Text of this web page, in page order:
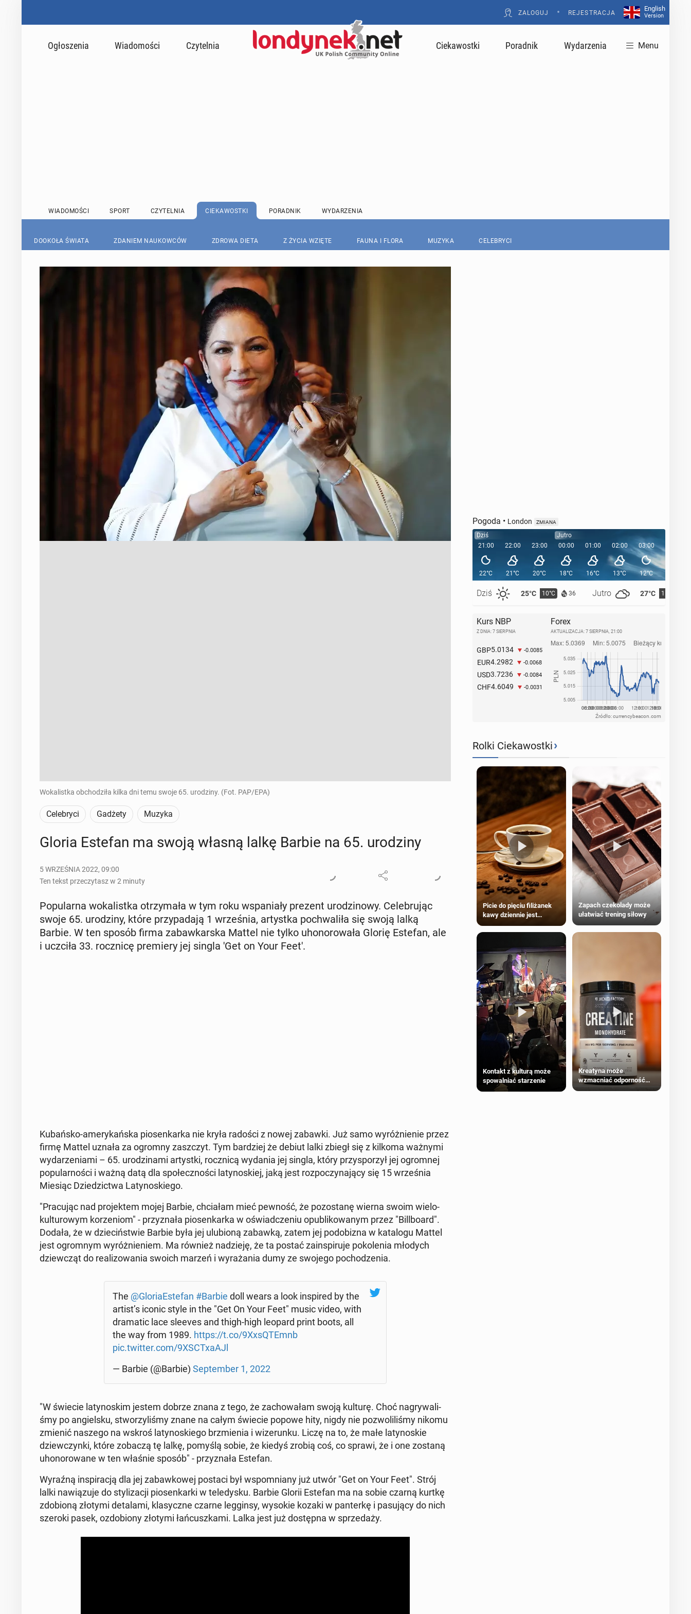
ZALOGUJ • REJESTRACJA
English
Version
Ogłoszenia Wiadomości Czytelnia Ciekawostki Poradnik Wydarzenia Menu
WIADOMOŚCI SPORT CZYTELNIA CIEKAWOSTKI PORADNIK WYDARZENIA
DOOKOŁA ŚWIATA ZDANIEM NAUKOWCÓW ZDROWA DIETA Z ŻYCIA WZIĘTE FAUNA I FLORA MUZYKA CELEBRYCI
Wokalistka obchodziła kilka dni temu swoje 65. urodziny. (Fot. PAP/EPA)
Celebryci Gadżety Muzyka
Gloria Estefan ma swoją własną lalkę Barbie na 65. uro­dzi­ny
5 WRZEŚNIA 2022, 09:00
Ten tekst przeczytasz w 2 minuty
Po­pu­lar­na wo­ka­list­ka otrzy­ma­ła w tym roku wspa­nia­ły prezent uro­dzi­no­wy. Ce­le­bru­jąc
swoje 65. uro­dzi­ny, które przy­pa­da­ją 1 wrze­śnia, ar­tyst­ka po­chwa­li­ła się swoją lalką
Barbie. W ten sposób firma za­baw­kar­ska Mattel nie tylko uho­no­ro­wa­ła Glorię Estefan, ale
i uczciła 33. rocz­ni­cę pre­mie­ry jej singla 'Get on Your Feet'.
Ku­bań­sko-ame­ry­kań­ska pio­sen­kar­ka nie kryła radości z nowej zabawki. Już samo wy­róż­nie­nie przez
firmę Mattel uznała za ogromny za­szczyt. Tym bar­dziej że debiut lalki zbiegł się z kilkoma ważnymi
wy­da­rze­nia­mi – 65. uro­dzi­na­mi ar­tyst­ki, rocz­ni­cą wydania jej singla, który przy­spo­rzył jej ogrom­nej
po­pu­lar­no­ści i ważną datą dla spo­łecz­no­ści la­ty­no­skiej, jaką jest roz­po­czy­na­ją­cy się 15 wrze­śnia
Miesiąc Dzie­dzic­twa La­ty­no­skie­go.
"Pra­cu­jąc nad pro­jek­tem mojej Barbie, chcia­łam mieć pewność, że po­zo­sta­nę wierna swoim wie­lo­
kul­tu­ro­wym ko­rze­niom" - przy­zna­ła pio­sen­kar­ka w oświad­cze­niu opu­bli­ko­wa­nym przez "Bil­l­bo­ard".
Dodała, że w dzie­ciń­stwie Barbie była jej ulu­bio­ną zabawką, zatem jej po­do­bi­zna w ka­ta­lo­gu Mattel
jest ogrom­nym wy­róż­nie­niem. Ma również na­dzie­ję, że ta postać za­in­spi­ru­je po­ko­le­nia młodych
dziew­cząt do re­ali­zo­wa­nia swoich marzeń i wy­ra­ża­nia dumy ze swojego po­cho­dze­nia.
The @Glo­ria­Este­fan #Barbie doll wears a look in­spi­red by the
artist’s iconic style in the "Get On Your Feet" music video, with
dra­ma­tic lace sleeves and thigh-high leopard print boots, all
the way from 1989. https://t.co/9XxsQTEmnb
pic.twitter.com/9XSC­Txa­AJl
— Barbie (@Barbie) Sep­tem­ber 1, 2022
"W świecie la­ty­no­skim jestem dobrze znana z tego, że za­cho­wa­łam swoją kulturę. Choć na­gry­wa­li­
śmy po an­giel­sku, stwo­rzy­li­śmy znane na całym świecie popowe hity, nigdy nie po­zwo­li­li­śmy nikomu
zmienić naszego na wskroś la­ty­no­skie­go brzmie­nia i wi­ze­run­ku. Liczę na to, że małe la­ty­no­skie
dziew­czyn­ki, które zobaczą tę lalkę, pomyślą sobie, że kiedyś zrobią coś, co sprawi, że i one zostaną
uho­no­ro­wa­ne w ten właśnie sposób" - przy­zna­ła Estefan.
Wyraźną in­spi­ra­cją dla jej za­baw­ko­wej postaci był wspo­mnia­ny już utwór "Get on Your Feet". Strój
lalki na­wią­zu­je do sty­li­za­cji pio­sen­kar­ki w te­le­dy­sku. Barbie Glorii Estefan ma na sobie czarną kurtkę
zdo­bio­ną złotymi de­ta­la­mi, kla­sycz­ne czarne leg­gin­sy, wysokie kozaki w pan­ter­kę i pa­su­ją­cy do nich
szeroki pasek, ozdo­bio­ny złotymi łań­cusz­ka­mi. Lalka jest już do­stęp­na w sprze­da­ży.
Pogoda • London ZMIANA
Dziś
21:00
22°C
Dziś 25°C 10°C 36 Jutro 27°C 11°C
22:00
21°C
23:00
20°C
Jutro
00:00
18°C
01:00
16°C
02:00
13°C
03:00
12°C
04:00
Kurs NBP
Z DNIA: 7 SIERPNIA
GBP5.0134 -0.0085
EUR4.2982 -0.0068
USD3.7236 -0.0084
CHF4.6049 -0.0031
Forex
AKTUALIZACJA: 7 SIERPNIA, 21:00
Źródło: currencybeacon.com
Rolki Ciekawostki›
Picie do pięciu filiżanek
kawy dziennie jest
większości dorosłych
Zapach czekolady może
ułatwiać trening siłowy
Kontakt z kulturą może
spowalniać starzenie
Kreatyna może
wzmacniać odporność
przeciw nowotworom